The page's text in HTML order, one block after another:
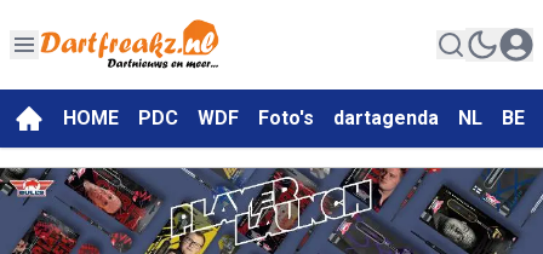
HOME PDC WDF Foto's dartagenda NL BE